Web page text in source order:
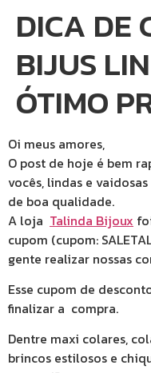
DICA DE
BIJUS
ÓTIMO
Oi meus amores,
O post de hoje é bem
vocês, lindas e
de boa qualidade.
A loja Talinda Bijoux
cupom (cupom:
gente realizar nossas
Esse cupom de
finalizar a compra.
Dentre maxi colares,
brincos estilosos e